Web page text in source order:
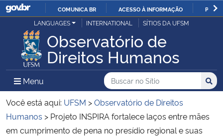
IR
PARA
CONTEÚDO
COMUNICA BR ACESSO À INFORMAÇÃO
Ministério da Justiça e Segurança Pública
Ministério da Defesa
Ministério das Relações Exteriores
Ministério da Economia
LANGUAGES INTERNATIONAL SÍTIOS DA UFSM
Observatório de
Direitos Humanos
Menu Menu Principal do Sítio
Busca
Buscar no no Sítio
Busca:
Você está aqui: UFSM >Observatório de Direitos
Humanos > Projeto INSPIRA fortalece laços entre mães
em cumprimento de pena no presídio regional e suas